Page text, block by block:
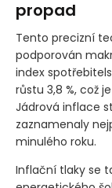
propad
Tento precizní
podporován
index
růstu 3,8 %, což je
Jádrová inflace
minulého roku.